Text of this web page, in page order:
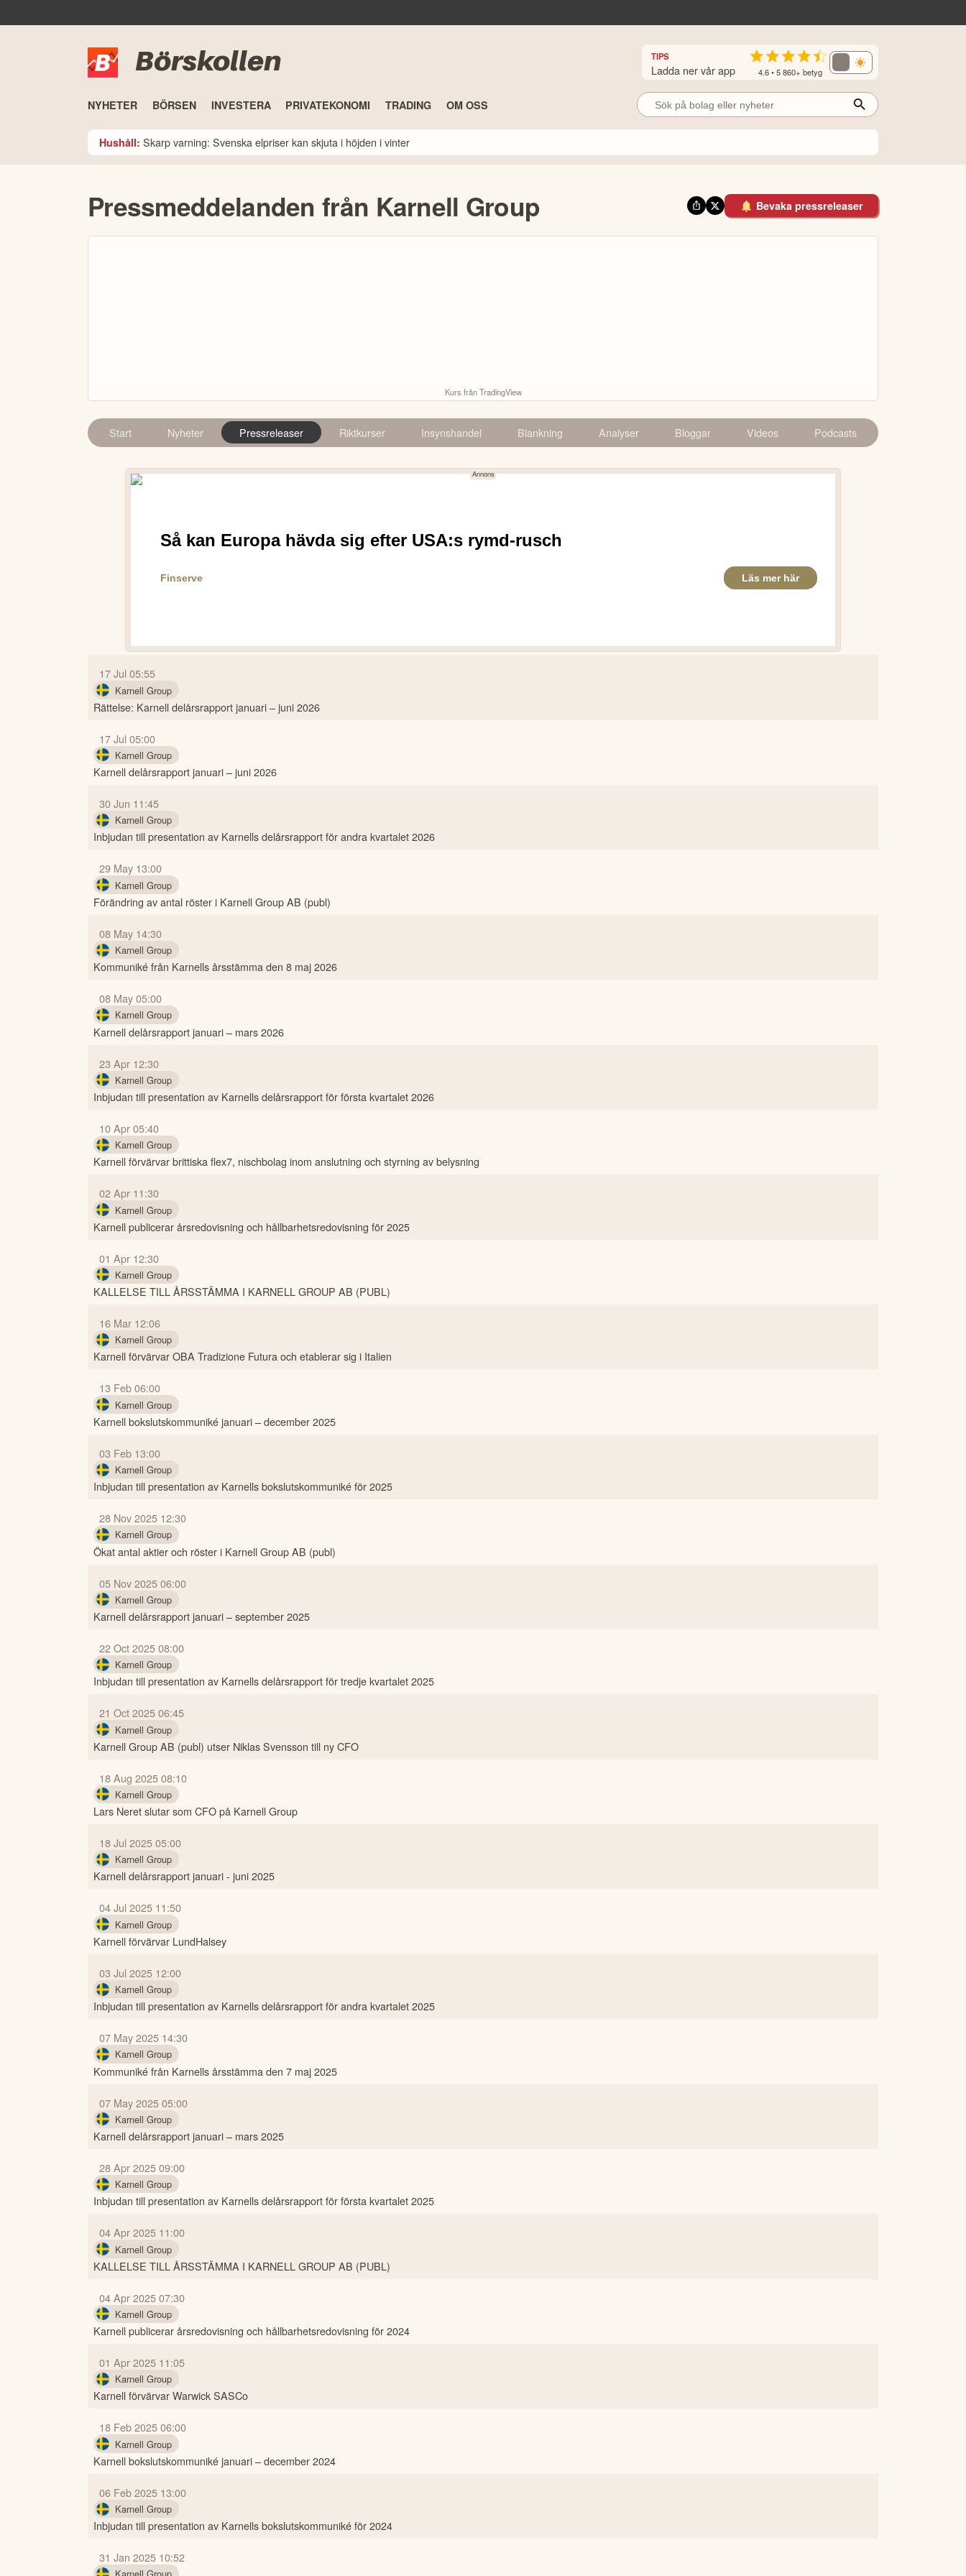
Börskollen TIPS
Ladda ner vår app 4.6 • 5 860+ betyg
NYHETER BÖRSEN INVESTERA PRIVATEKONOMI TRADING OM OSS
Hushåll: Skarp varning: Svenska elpriser kan skjuta i höjden i vinter
Pressmeddelanden från Karnell Group Bevaka pressreleaser
Kurs från TradingView
Start Nyheter Pressreleaser Riktkurser Insynshandel Blankning Analyser Bloggar Videos Podcasts
17 Jul 05:55
Karnell Group
Rättelse: Karnell delårsrapport januari – juni 2026
17 Jul 05:00
Karnell Group
Karnell delårsrapport januari – juni 2026
30 Jun 11:45
Karnell Group
Inbjudan till presentation av Karnells delårsrapport för andra kvartalet 2026
29 May 13:00
Karnell Group
Förändring av antal röster i Karnell Group AB (publ)
08 May 14:30
Karnell Group
Kommuniké från Karnells årsstämma den 8 maj 2026
08 May 05:00
Karnell Group
Karnell delårsrapport januari – mars 2026
23 Apr 12:30
Karnell Group
Inbjudan till presentation av Karnells delårsrapport för första kvartalet 2026
10 Apr 05:40
Karnell Group
Karnell förvärvar brittiska flex7, nischbolag inom anslutning och styrning av belysning
02 Apr 11:30
Karnell Group
Karnell publicerar årsredovisning och hållbarhetsredovisning för 2025
01 Apr 12:30
Karnell Group
KALLELSE TILL ÅRSSTÄMMA I KARNELL GROUP AB (PUBL)
16 Mar 12:06
Karnell Group
Karnell förvärvar OBA Tradizione Futura och etablerar sig i Italien
13 Feb 06:00
Karnell Group
Karnell bokslutskommuniké januari – december 2025
03 Feb 13:00
Karnell Group
Inbjudan till presentation av Karnells bokslutskommuniké för 2025
28 Nov 2025 12:30
Karnell Group
Ökat antal aktier och röster i Karnell Group AB (publ)
05 Nov 2025 06:00
Karnell Group
Karnell delårsrapport januari – september 2025
22 Oct 2025 08:00
Karnell Group
Inbjudan till presentation av Karnells delårsrapport för tredje kvartalet 2025
21 Oct 2025 06:45
Karnell Group
Karnell Group AB (publ) utser Niklas Svensson till ny CFO
18 Aug 2025 08:10
Karnell Group
Lars Neret slutar som CFO på Karnell Group
18 Jul 2025 05:00
Karnell Group
Karnell delårsrapport januari - juni 2025
04 Jul 2025 11:50
Karnell Group
Karnell förvärvar LundHalsey
03 Jul 2025 12:00
Karnell Group
Inbjudan till presentation av Karnells delårsrapport för andra kvartalet 2025
07 May 2025 14:30
Karnell Group
Kommuniké från Karnells årsstämma den 7 maj 2025
07 May 2025 05:00
Karnell Group
Karnell delårsrapport januari – mars 2025
28 Apr 2025 09:00
Karnell Group
Inbjudan till presentation av Karnells delårsrapport för första kvartalet 2025
04 Apr 2025 11:00
Karnell Group
KALLELSE TILL ÅRSSTÄMMA I KARNELL GROUP AB (PUBL)
04 Apr 2025 07:30
Karnell Group
Karnell publicerar årsredovisning och hållbarhetsredovisning för 2024
01 Apr 2025 11:05
Karnell Group
Karnell förvärvar Warwick SASCo
18 Feb 2025 06:00
Karnell Group
Karnell bokslutskommuniké januari – december 2024
06 Feb 2025 13:00
Karnell Group
Inbjudan till presentation av Karnells bokslutskommuniké för 2024
31 Jan 2025 10:52